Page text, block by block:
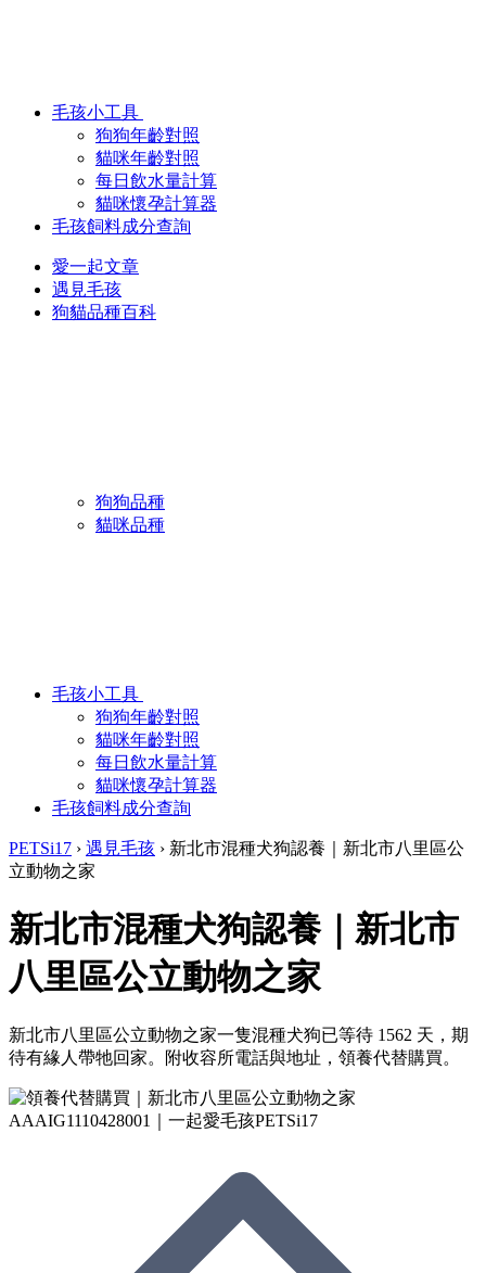
毛孩小工具
狗狗年齡對照
貓咪年齡對照
每日飲水量計算
貓咪懷孕計算器
毛孩飼料成分查詢
愛一起文章
遇見毛孩
狗貓品種百科
狗狗品種
貓咪品種
毛孩小工具
狗狗年齡對照
貓咪年齡對照
每日飲水量計算
貓咪懷孕計算器
毛孩飼料成分查詢
PETSi17 › 遇見毛孩 › 新北市混種犬狗認養｜新北市八里區公
立動物之家
新北市混種犬狗認養｜新北市
八里區公立動物之家
新北市八里區公立動物之家一隻混種犬狗已等待 1562 天，期
待有緣人帶牠回家。附收容所電話與地址，領養代替購買。